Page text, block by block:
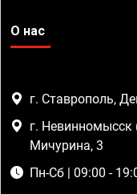
О нас
г. Ставрополь,
г. Невинномысск
Мичурина, 3
Пн-Сб | 09:00 -